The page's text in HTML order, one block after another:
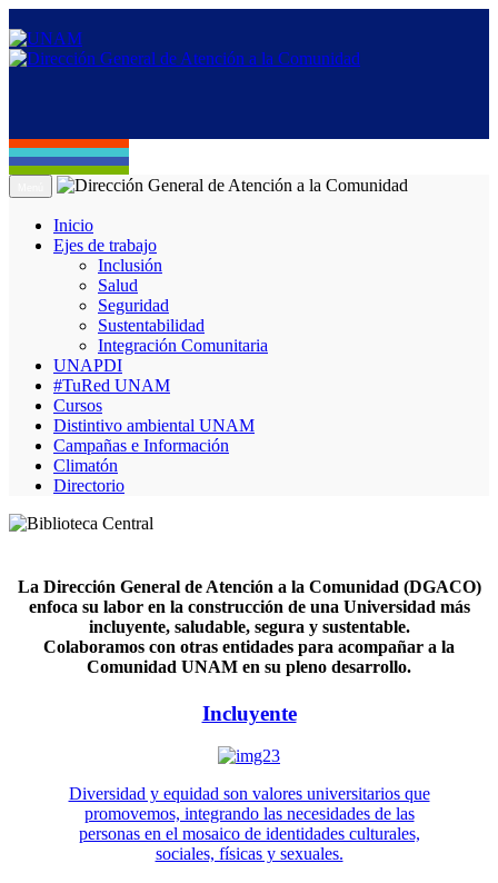
Inicio
Ejes de trabajo
Inclusión
Salud
Seguridad
Sustentabilidad
Integración Comunitaria
UNAPDI
#TuRed UNAM
Cursos
Distintivo ambiental UNAM
Campañas e Información
Climatón
Directorio
La Dirección General de Atención a la Comunidad (DGACO)
enfoca su labor en la construcción de una Universidad más
incluyente, saludable, segura y sustentable.
Colaboramos con otras entidades para acompañar a la
Comunidad UNAM en su pleno desarrollo.
Incluyente
Diversidad y equidad son valores universitarios que
promovemos, integrando las necesidades de las
personas en el mosaico de identidades culturales,
sociales, físicas y sexuales.